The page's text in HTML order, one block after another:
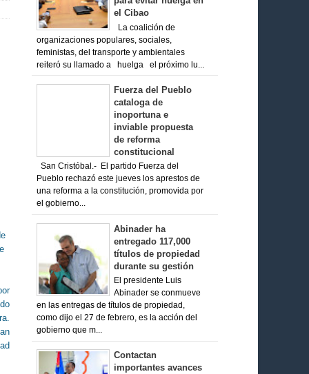
el Cibao
La coalición de
organizaciones populares, sociales,
feministas, del transporte y ambientales
reiteró su llamado a huelga el próximo lu...
Fuerza del Pueblo
cataloga de
inoportuna e
inviable propuesta
de reforma
constitucional
San Cristóbal.- El partido Fuerza del
Pueblo rechazó este jueves los aprestos de
una reforma a la constitución, promovida por
el gobierno...
Abinader ha
entregado 117,000
títulos de propiedad
durante su gestión
El presidente Luis
Abinader se conmueve
en las entregas de títulos de propiedad,
como dijo el 27 de febrero, es la acción del
gobierno que m...
Contactan
importantes avances